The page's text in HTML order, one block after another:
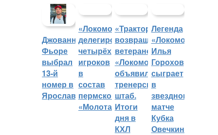
Джованни
Фьоре
выбрал
13-й
номер в
Ярославле
«Локомотив»
делегировал
четырёх
игроков
в
состав
пермского
«Молота»
«Трактор»
возвращает
ветеранов,
«Локомотив»
объявил
тренерский
штаб.
Итоги
дня в
КХЛ
Легенда
«Локомотива»
Илья
Горохов
сыграет
в
звездном
матче
Кубка
Овечкина